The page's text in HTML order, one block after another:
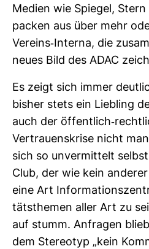
Medien wie Spiegel,
packen aus über mehr
Ver­eins-​Interna, die
neues Bild des ADAC
Es zeigt sich immer
bisher stets ein Lieb­ling
auch der öffent­lich-​
Ver­trau­ens­krise nicht
sich so unver­mit­telt
Club, der wie kein
eine Art
täts­themen aller Art zu
auf stumm. Anfragen
dem Ste­reotyp „kein